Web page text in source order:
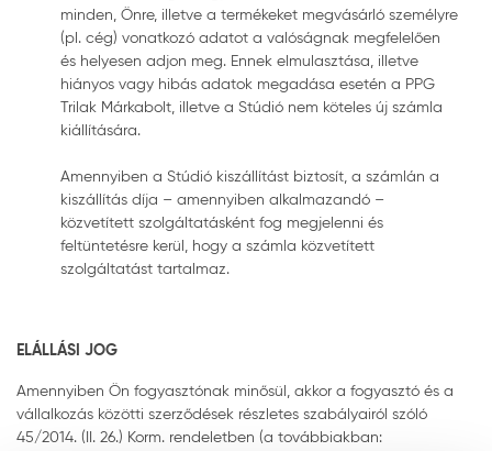
minden, Önre, illetve a termékeket megvásárló személyre
(pl. cég) vonatkozó adatot a valóságnak megfelelően
és helyesen adjon meg. Ennek elmulasztása, illetve
hiányos vagy hibás adatok megadása esetén a PPG
Trilak Márkabolt, illetve a Stúdió nem köteles új számla
kiállítására.
Amennyiben a Stúdió kiszállítást biztosít, a számlán a
kiszállítás díja – amennyiben alkalmazandó –
közvetített szolgáltatásként fog megjelenni és
feltüntetésre kerül, hogy a számla közvetített
szolgáltatást tartalmaz.
ELÁLLÁSI JOG
Amennyiben Ön fogyasztónak minősül, akkor a fogyasztó és a
vállalkozás közötti szerződések részletes szabályairól szóló
45/2014. (II. 26.) Korm. rendeletben (a továbbiakban: